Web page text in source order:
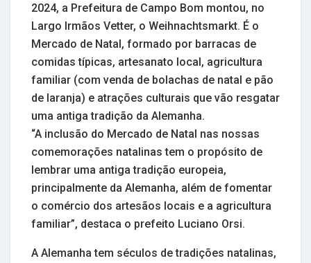
2024, a Prefeitura de Campo Bom montou, no
Largo Irmãos Vetter, o Weihnachtsmarkt. É o
Mercado de Natal, formado por barracas de
comidas típicas, artesanato local, agricultura
familiar (com venda de bolachas de natal e pão
de laranja) e atrações culturais que vão resgatar
uma antiga tradição da Alemanha.
“A inclusão do Mercado de Natal nas nossas
comemorações natalinas tem o propósito de
lembrar uma antiga tradição europeia,
principalmente da Alemanha, além de fomentar
o comércio dos artesãos locais e a agricultura
familiar”, destaca o prefeito Luciano Orsi.
A Alemanha tem séculos de tradições natalinas,